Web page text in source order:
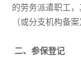
的劳务派遣职工
（或分支机构备
二、参保登记